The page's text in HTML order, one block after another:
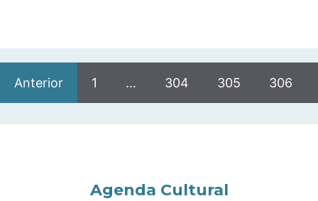
Anterior 1 … 304 305 306
Agenda Cultural